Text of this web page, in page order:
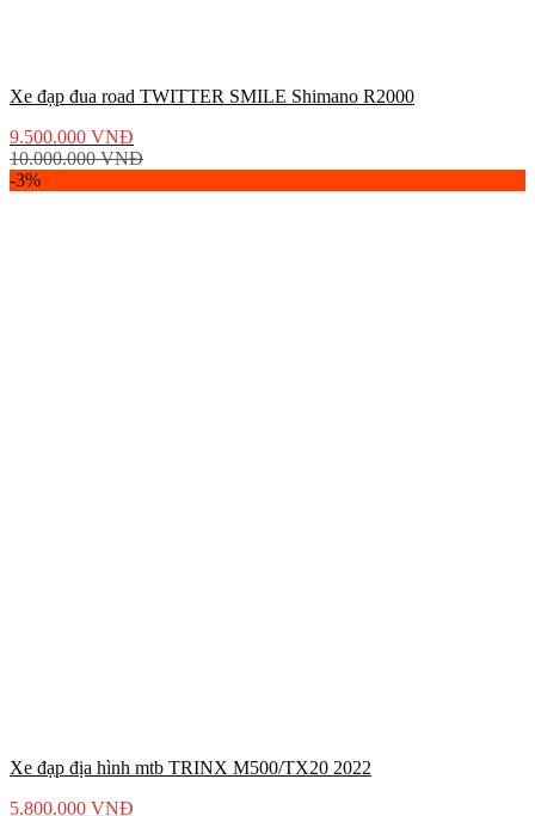
Xe đạp đua road TWITTER SMILE Shimano R2000
9.500.000 VNĐ
10.000.000VNĐ
-3%
Xe đạp địa hình mtb TRINX M500/TX20 2022
5.800.000 VNĐ